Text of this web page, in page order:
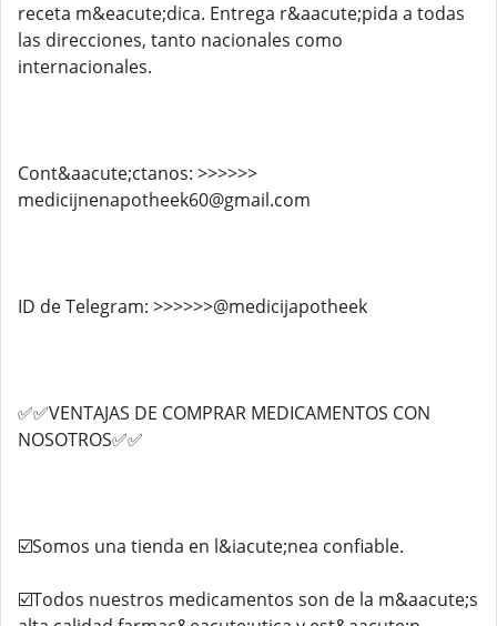
receta m&eacute;dica. Entrega r&aacute;pida a todas
las direcciones, tanto nacionales como
internacionales.
Cont&aacute;ctanos: >>>>>>
medicijnenapotheek60@gmail.com
ID de Telegram: >>>>>>@medicijapotheek
✅✅VENTAJAS DE COMPRAR MEDICAMENTOS CON
NOSOTROS✅✅
☑️Somos una tienda en l&iacute;nea confiable.
☑️Todos nuestros medicamentos son de la m&aacute;s